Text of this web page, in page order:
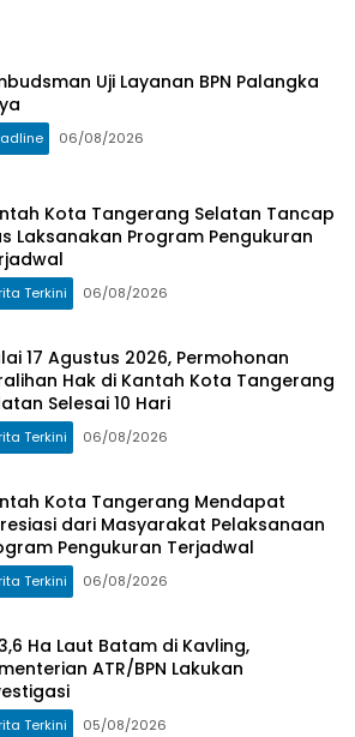
Uji Layanan BPN Palangka
06/08/2026
Kota Tangerang Selatan Tancap
Laksanakan Program Pengukuran
Terkini 06/08/2026
17 Agustus 2026, Permohonan
Hak di Kantah Kota Tangerang
Selesai 10 Hari
Terkini 06/08/2026
Kota Tangerang Mendapat
dari Masyarakat Pelaksanaan
Pengukuran Terjadwal
Terkini 06/08/2026
Ha Laut Batam di Kavling,
ATR/BPN Lakukan
Terkini 05/08/2026